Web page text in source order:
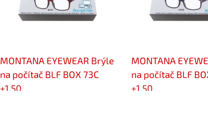
MONTANA EYEWEAR Brýle
na počítač BLF BOX 73C
+1,50
MONTANA
na počítač BLF
+1,50